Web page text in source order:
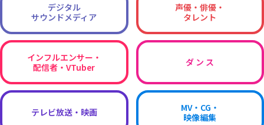
デジタル
サウンドメディア
声優・俳優・
タレント
インフルエンサー・
配信者・VTuber
ダ ン ス
テレビ放送・映画
MV・CG・
映像編集